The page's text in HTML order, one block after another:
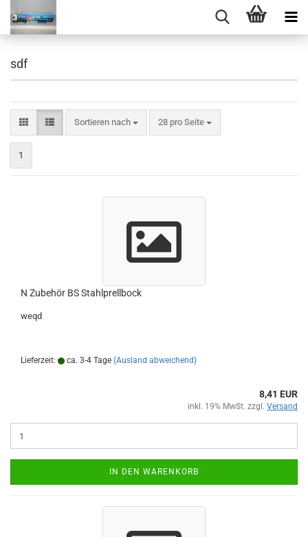
sdf
Sortieren nach
Sortieren nach 28 pro Seite
pro Seite
1
N Zubehör BS Stahlprellbock
weqd
Lieferzeit: ca. 3-4 Tage (Ausland abweichend)
8,41 EUR
inkl. 19% MwSt. zzgl. Versand
IN DEN WARENKORB